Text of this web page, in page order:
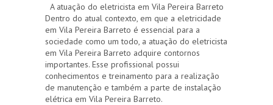
A atuação do eletricista em Vila Pereira Barreto
Dentro do atual contexto, em que a eletricidade
em Vila Pereira Barreto é essencial para a
sociedade como um todo, a atuação do eletricista
em Vila Pereira Barreto adquire contornos
importantes. Esse profissional possui
conhecimentos e treinamento para a realização
de manutenção e também a parte de instalação
elétrica em Vila Pereira Barreto.